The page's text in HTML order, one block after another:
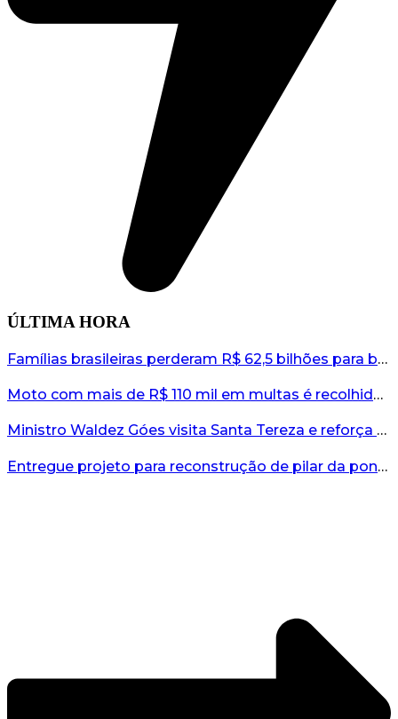
ÚLTIMA HORA
Famílias brasileiras perderam R$ 62,5 bilhões para bets em 2025, diz estudo...
Moto com mais de R$ 110 mil em multas é recolhida no interior do RS...
Ministro Waldez Góes visita Santa Tereza e reforça apoio federal à reconstrução do município...
Entregue projeto para reconstrução de pilar da ponte entre Encantado e Muçum...